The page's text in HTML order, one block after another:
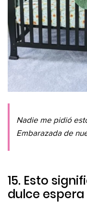
Nadie me pidió
Embarazada de
15. Esto
dulce espera